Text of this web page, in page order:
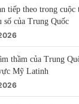
tiếp theo trong cuộc
số của Trung Quốc
thầm của Trung
Mỹ Latinh